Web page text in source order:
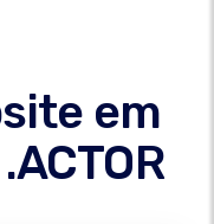
em